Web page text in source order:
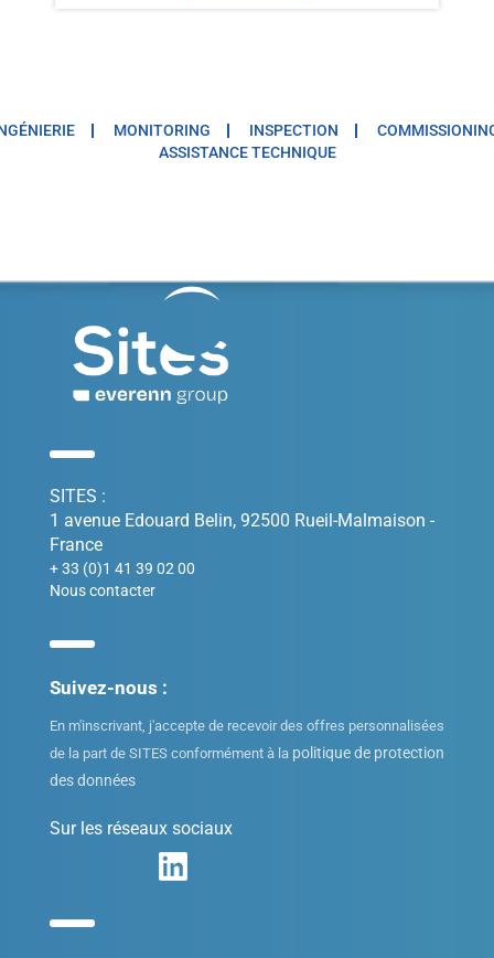
MONITORING INSPECTION
ASSISTANCE TECHNIQUE
SITES :
1 avenue Edouard Belin, 92500 Rueil-Malmaison -
France
+ 33 (0)1 41 39 02 00
Nous contacter
Suivez-nous :
En m'inscrivant, j'accepte de recevoir des offres personnalisées
de la part de SITES conformément à la politique de protection
des données
Sur les réseaux sociaux